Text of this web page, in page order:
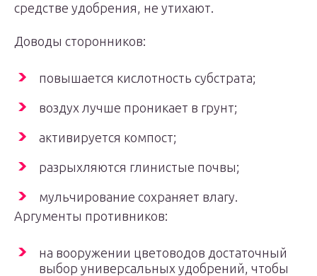
средстве удобрения, не утихают.
Доводы сторонников:
повышается кислотность субстрата;
воздух лучше проникает в грунт;
активируется компост;
разрыхляются глинистые почвы;
мульчирование сохраняет влагу.
Аргументы противников:
на вооружении цветоводов достаточный
выбор универсальных удобрений, чтобы